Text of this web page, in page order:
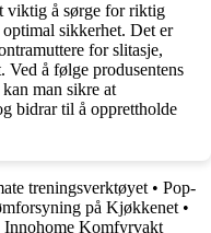
viktig å sørge for riktig
sikkerhet. Det er
for slitasje,
Ved å følge produsentens
man sikre at
bidrar til å opprettholde
treningsverktøyet • Pop-
på Kjøkkenet •
Innohome Komfyrvakt